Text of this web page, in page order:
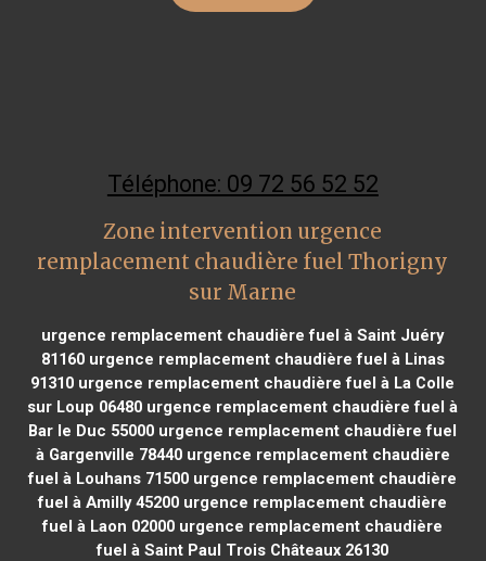
Téléphone: 09 72 56 52 52
Zone intervention urgence
remplacement chaudière fuel Thorigny
sur Marne
urgence remplacement chaudière fuel à Saint Juéry
81160urgence remplacement chaudière fuel à Linas
91310 urgence remplacement chaudière fuel à La Colle
sur Loup 06480 urgence remplacement chaudière fuel à
Bar le Duc 55000 urgence remplacement chaudière fuel
à Gargenville 78440urgence remplacement chaudière
fuel à Louhans 71500 urgence remplacement chaudière
fuel à Amilly 45200 urgence remplacement chaudière
fuel à Laon 02000 urgence remplacement chaudière
fuel à Saint Paul Trois Châteaux 26130